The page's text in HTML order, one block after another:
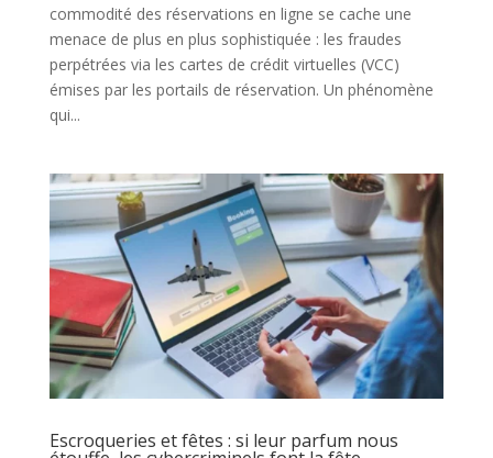
commodité des réservations en ligne se cache une
menace de plus en plus sophistiquée : les fraudes
perpétrées via les cartes de crédit virtuelles (VCC)
émises par les portails de réservation. Un phénomène
qui...
Escroqueries et fêtes : si leur parfum nous